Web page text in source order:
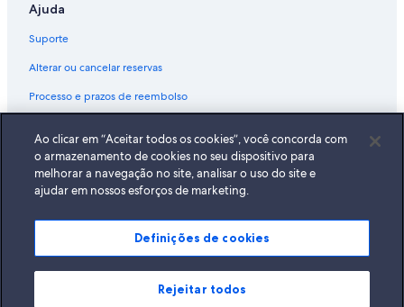
Ajuda
Suporte
Alterar ou cancelar reservas
Processo e prazos de reembolso
Documentos para viagens internacionais
A Expedia, Inc. não se responsabiliza pelo conteúdo dos sites externos.
© 2026 Expedia, Inc., uma empresa do Expedia Group. Todos os direitos
reservados Expedia e o logotipo da Expedia são marcas registradas da
Ao clicar em “Aceitar todos os cookies”, você concorda com
o armazenamento de cookies no seu dispositivo para
melhorar a navegação no site, analisar o uso do site e
ajudar em nossos esforços de marketing.
Definições de cookies
Rejeitar todos